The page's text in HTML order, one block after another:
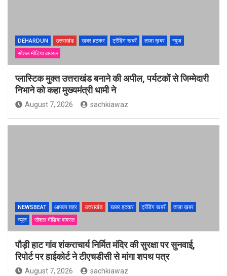
DEHARDUN उत्तराखंड खबर हटकर ट्रेंडिंग खबरें ताज़ा ख़बर
न्यूज़
सोशल मीडिया वायरल
प्लास्टिक मुक्त उत्तराखंड बनाने की अपील, पर्यटकों से जिम्मेदारी
निभाने को कहा मुख्यमंत्री धामी ने
August 7, 2026 sachkiawaz
NEWSBEAT आपका शहर उत्तराखंड खबर हटकर ट्रेंडिंग खबरें
ताज़ा ख़बर
न्यूज़
सोशल मीडिया वायरल
पौड़ी हाट गांव शंकराचार्य निर्मित मंदिर की सुरक्षा पर सुनवाई,
रिपोर्ट पर हाईकोर्ट ने टीएचडीसी से मांगा शपथ पत्र
August 7, 2026 sachkiawaz